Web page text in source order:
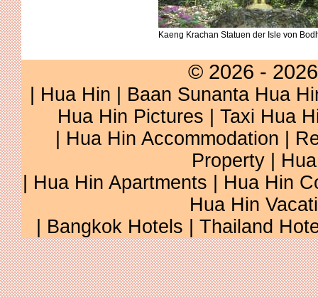
Kaeng Krachan Statuen der Isle von
© 2026 -
Hua Hin
Baan Sunanta Hua
Hua Hin Pictures
Taxi Hua
Hua Hin Accommodation
Property
Hua Hin Apartments
Hua Hin
Hua Hin
Bangkok Hotels Thailand